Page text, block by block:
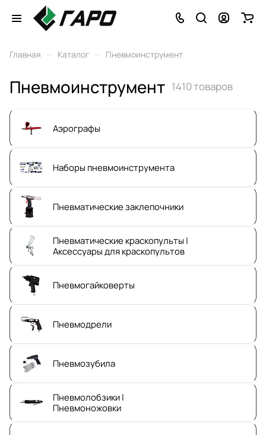
Главная – Каталог – Пневмоинструмент
Пневмоинструмент 1410 товаров
Аэрографы
Наборы пневмоинструмента
Пневматические заклепочники
Пневматические краскопульты |
Аксессуары для краскопультов
Пневмогайковерты
Пневмодрели
Пневмозубила
Пневмолобзики |
Пневмоножовки